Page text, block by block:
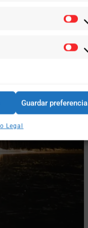
Guardar
Legal